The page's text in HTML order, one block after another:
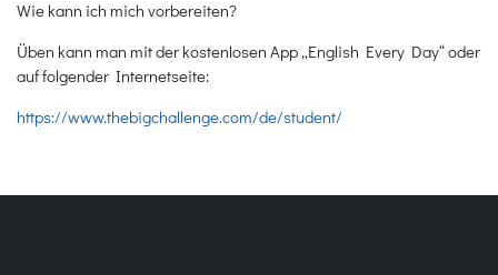
Wie kann ich mich vorbereiten?
Üben kann man mit der kostenlosen App „English Every Day“ oder
auf folgender Internetseite:
https://www.thebigchallenge.com/de/student/